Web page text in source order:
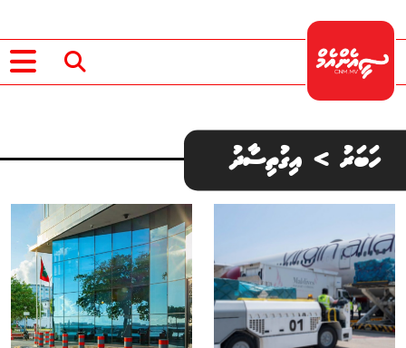
ހަބަރު > އިގުތިސާދު